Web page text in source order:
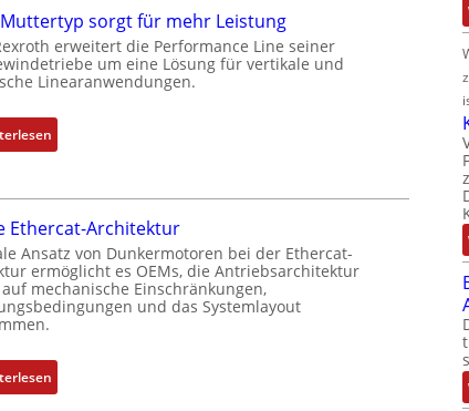
i
e
P
s
i
i
o
n
m
e
h
g
e
e
r
b
i
n
i
t
P
sorgt für mehr Leistung
erweitert die Performance Line seiner
um eine Lösung für vertikale und
Linearanwendungen.
:
N
u
e
r
M
u
e
r
Ethercat-Architektur
Ansatz von Dunkermotoren bei der Ethercat-
ermöglicht es OEMs, die Antriebsarchitektur
mechanische Einschränkungen,
und das Systemlayout
:
F